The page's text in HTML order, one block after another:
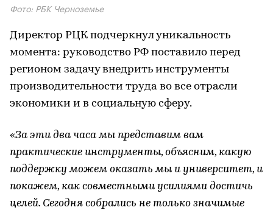
Фото: РБК Черноземье
Директор РЦК подчеркнул уникальность
момента: руководство РФ поставило перед
регионом задачу внедрить инструменты
производительности труда во все отрасли
экономики и в социальную сферу.
«За эти два часа мы представим вам
практические инструменты, объясним, какую
поддержку можем оказать мы и университет, и
покажем, как совместными усилиями достичь
целей. Сегодня собрались не только значимые